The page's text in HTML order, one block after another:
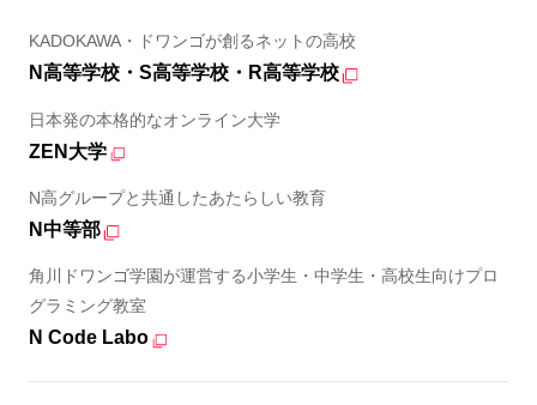
KADOKAWA・ドワンゴが創るネットの高校
N高等学校・S高等学校・R高等学校
日本発の本格的なオンライン大学
ZEN大学
N高グループと共通したあたらしい教育
N中等部
角川ドワンゴ学園が運営する小学生・中学生・高校生向けプロ
グラミング教室
N Code Labo